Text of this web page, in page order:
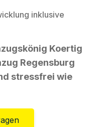
inklusive
Koertig
Regensburg
stressfrei wie